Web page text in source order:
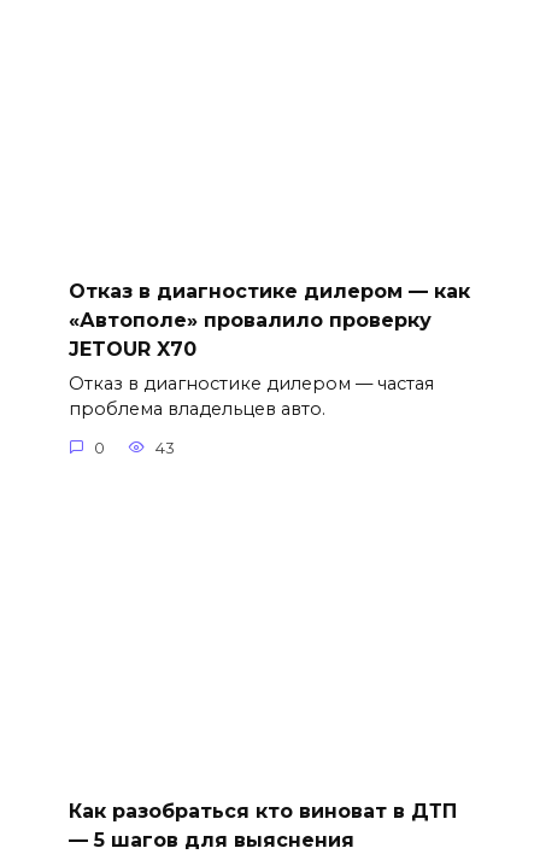
Отказ в диагностике дилером — как
«Автополе» провалило проверку
JETOUR X70
Отказ в диагностике дилером — частая
проблема владельцев авто.
0 43
Как разобраться кто виноват в ДТП
— 5 шагов для выяснения